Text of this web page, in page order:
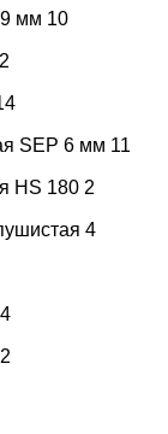
мм 10
2
SEP 6 мм 11
HS 180 2
4